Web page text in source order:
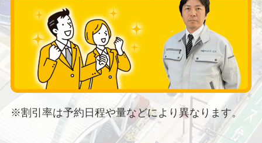
※割引率は予約日程や量などにより異なります。